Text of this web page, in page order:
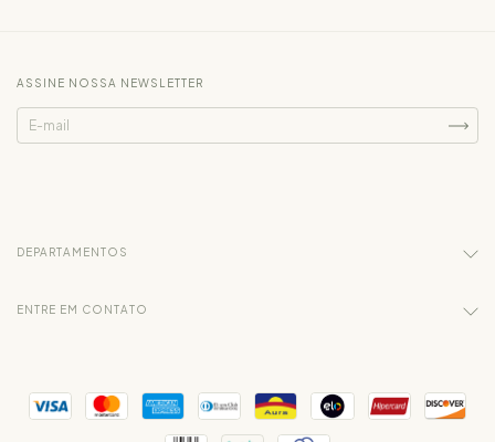
ASSINE NOSSA NEWSLETTER
DEPARTAMENTOS
ENTRE EM CONTATO